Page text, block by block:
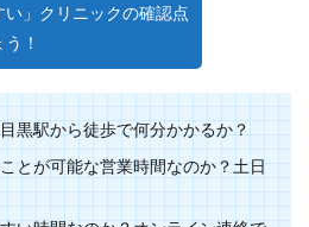
」クリニックの確認点
！
黒駅から徒歩で何分かかるか？
とが可能な営業時間なのか？土日